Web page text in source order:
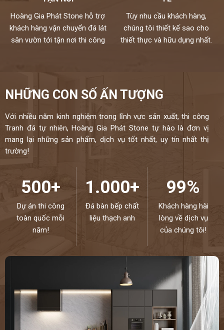
Hoàng Gia Phát Stone hỗ trợ
khách hàng vận chuyển đá lát
sân vườn tới tận nơi thi công
Tùy nhu cầu khách hàng,
chúng tôi thiết kế sao cho
thiết thực và hữu dụng nhất.
NHỮNG CON SỐ ẤN TƯỢNG
Với nhiều năm kinh nghiệm trong lĩnh vực sản xuất, thi công
Tranh đá tự nhiên, Hoàng Gia Phát Stone tự hào là đơn vị
mang lại những sản phẩm, dịch vụ tốt nhất, uy tín nhất thị
trường!
500+
Dự án thi công
toàn quốc mỗi
năm!
1.000+
Đá bàn bếp chất
liệu thạch anh
99%
Khách hàng hài
lòng về dịch vụ
của chúng tôi!